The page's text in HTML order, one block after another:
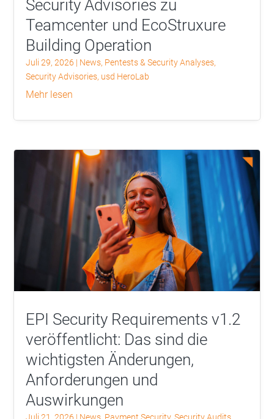
Security Advisories zu
Teamcenter und EcoStruxure
Building Operation
Juli 29, 2026 | News, Pentests & Security Analyses,
Security Advisories, usd HeroLab
mehr lesen
EPI Security Requirements v1.2
veröffentlicht: Das sind die
wichtigsten Änderungen,
Anforderungen und
Auswirkungen
Juli 21, 2026 | News, Payment Security,Security Audits